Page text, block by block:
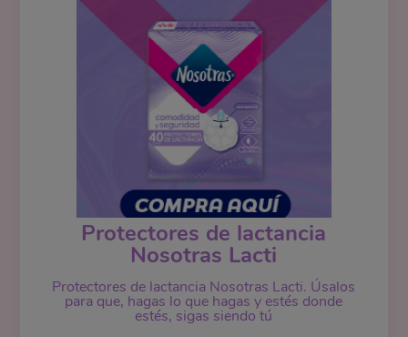
Protectores de lactancia
Nosotras Lacti
Protectores de lactancia Nosotras Lacti. Úsalos
para que, hagas lo que hagas y estés donde
estés, sigas siendo tú